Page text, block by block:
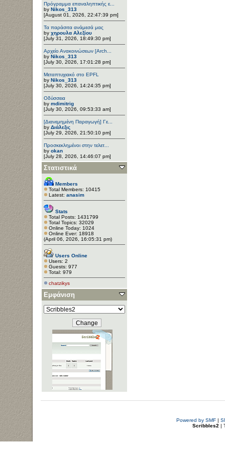
Πρόγραμμα επαναληπτικής ε...
by Nikos_313
[August 01, 2026, 22:47:39 pm]
Τα παράσιτα ανάμεσά μας
by χηρουλα Αλεξίου
[July 31, 2026, 18:49:30 pm]
Αρχείο Ανακοινώσεων [Arch...
by Nikos_313
[July 30, 2026, 17:01:28 pm]
Μεταπτυχιακό στο EPFL
by Nikos_313
[July 30, 2026, 14:24:35 pm]
Οδύσσεια
by mdimitrig
[July 30, 2026, 09:53:33 am]
[Διανεμημένη Παραγωγή] Γε...
by Διάλεξις
[July 29, 2026, 21:50:10 pm]
Προσκεκλημένοι στην τελετ...
by okan
[July 28, 2026, 14:46:07 pm]
Στατιστικά
Members
Total Members: 10415
Latest: anasim
Stats
Total Posts: 1431799
Total Topics: 32029
Online Today: 1024
Online Ever: 18918
(April 06, 2026, 16:05:31 pm)
Users Online
Users: 2
Guests: 977
Total: 979
chatzikys
Εμφάνιση
Powered by SMF|
Scribbles2 |